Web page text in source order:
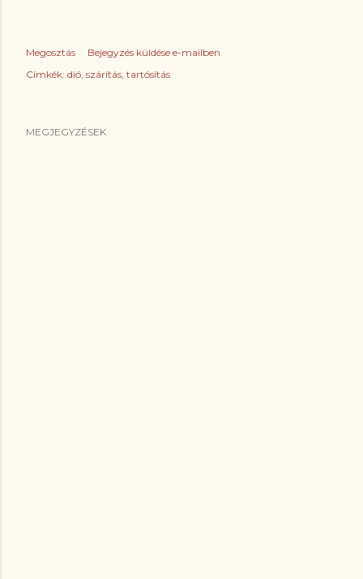
Megosztás
Bejegyzés küldése e-mailben
Címkék: dió szárítás tartósítás
MEGJEGYZÉSEK